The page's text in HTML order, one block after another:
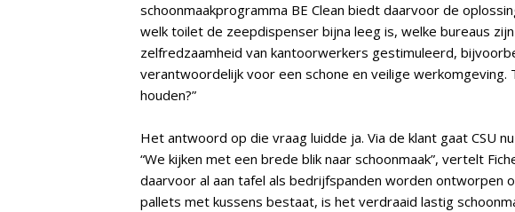
schoonmaakprogramma BE Clean biedt daarvoor de
welk toilet de zeepdispenser bijna leeg is, welke bureaus
zelfredzaamheid van kantoorwerkers gestimuleerd,
verantwoordelijk voor een schone en veilige
houden?”
Het antwoord op die vraag luidde ja. Via de klant gaat CSU
“We kijken met een brede blik naar schoonmaak”, vertelt
daarvoor al aan tafel als bedrijfspanden worden ontworpen
pallets met kussens bestaat, is het verdraaid lastig